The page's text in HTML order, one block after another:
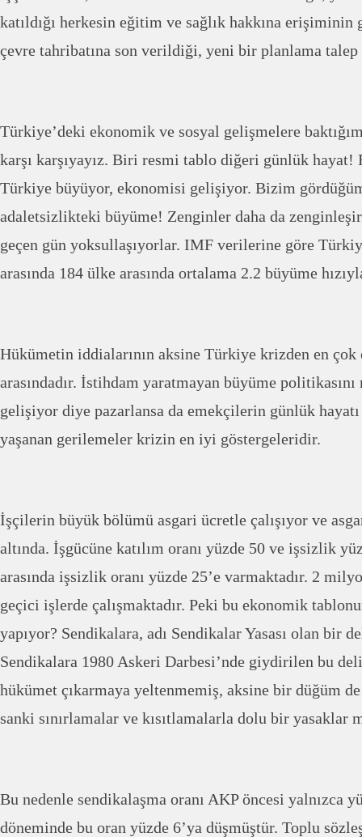
katıldığı herkesin eğitim ve sağlık hakkına erişiminin
çevre tahribatına son verildiği, yeni bir planlama talep
Türkiye’deki ekonomik ve sosyal gelişmelere
karşı karşıyayız. Biri resmi tablo diğeri günlük hayat!
Türkiye büyüyor, ekonomisi gelişiyor. Bizim
adaletsizlikteki büyüme! Zenginler daha da
geçen gün yoksullaşıyorlar. IMF verilerine göre
arasında 184 ülke arasında ortalama 2.2 büyüme
Hükümetin iddialarının aksine Türkiye krizden en
arasındadır. İstihdam yaratmayan büyüme
gelişiyor diye pazarlansa da emekçilerin günlük
yaşanan gerilemeler krizin en iyi göstergeleridir.
İşçilerin büyük bölümü asgari ücretle çalışıyor ve
altında. İşgücüne katılım oranı yüzde 50 ve işsizlik
arasında işsizlik oranı yüzde 25’e varmaktadır. 2
geçici işlerde çalışmaktadır. Peki bu ekonomik
yapıyor? Sendikalara, adı Sendikalar Yasası olan
Sendikalara 1980 Askeri Darbesi’nde giydirilen bu
hükümet çıkarmaya yeltenmemiş, aksine bir düğüm
sanki sınırlamalar ve kısıtlamalarla dolu bir yasaklar
Bu nedenle sendikalaşma oranı AKP öncesi yalnızca
döneminde bu oran yüzde 6’ya düşmüştür. Toplu